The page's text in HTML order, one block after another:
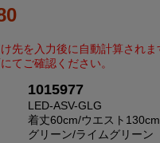
1015977
LED-ASV-GLG
着丈60cm/ウエスト130cm
グリーン/ライムグリーン